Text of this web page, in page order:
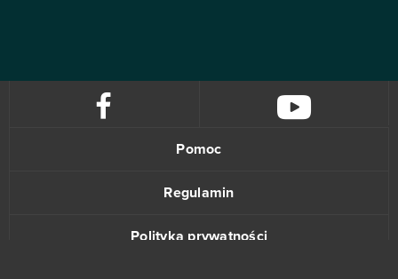
Pomoc
Regulamin
Polityka prywatności